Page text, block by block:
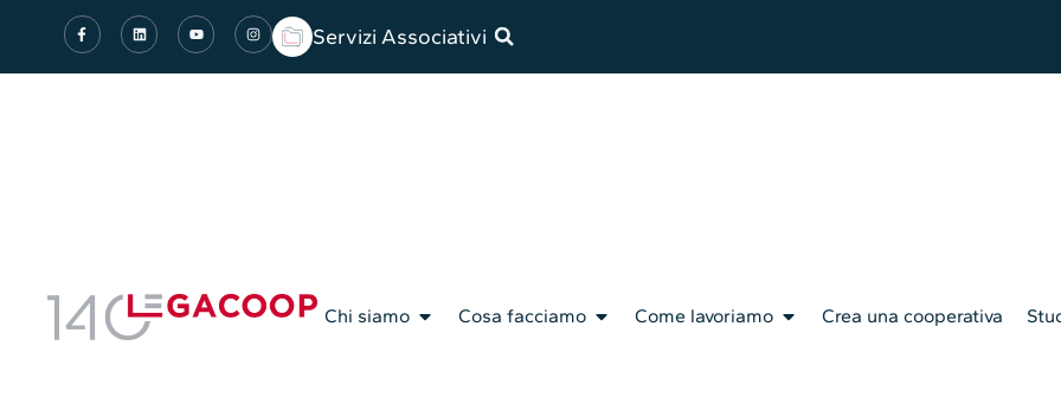
Servizi Associativi
Chi siamo Cosa facciamo Come lavoriamo Crea una cooperativa